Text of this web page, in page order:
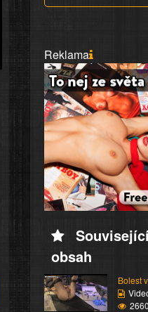
Reklama
obsah